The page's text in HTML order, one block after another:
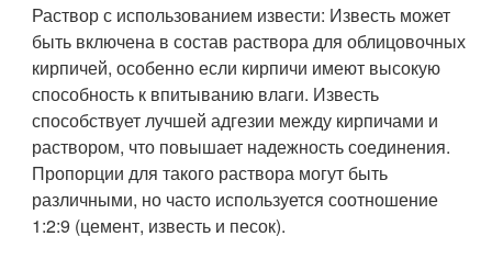
Раствор с использованием извести: Известь может
быть включена в состав раствора для облицовочных
кирпичей, особенно если кирпичи имеют высокую
способность к впитыванию влаги. Известь
способствует лучшей адгезии между кирпичами и
раствором, что повышает надежность соединения.
Пропорции для такого раствора могут быть
различными, но часто используется соотношение
1:2:9 (цемент, известь и песок).